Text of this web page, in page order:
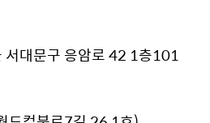
서대문구 응암로 42 1층101